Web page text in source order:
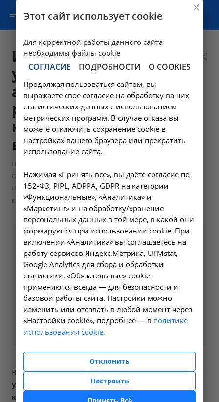
Исследование
уровня антигена
аденогенных
раков CA 125 в
крови - A09.05.202
в Ангарске
Цены в Ангарске
Онкомаркеры —
Исследование уровня антигена аденогенных раков CA 125 в
крови - A09.05.202 в Ангарске
Оформите заявку на сайте,
мы свяжемся с вами в
ближайшее время и ответим
на все интересующие
вопросы.
700 ₽
Заказать услугу
В наших клиниках мы проводимисследование
уровня антигена аденогенных раков ca 125 в
крови
, код услуги (НМУ)A09.05.202
Этот сайт использует cookie
Для корректной работы данного сайта
необходимы файлы cookie
СОГЛАСИЕ ПОДРОБНОСТИ О COOKIES
Продолжая пользоваться сайтом, вы
выражаете свое согласие на обработку ваших
статистических данных с использованием
метрических программ. В случае отказа вы
можете отключить сохранение cookie в
настройках вашего браузера или прекратить
использование сайта.
Нажимая «Принять все», вы даёте согласие по
152-ФЗ, PIPL, ADPPA, GDPR на категории
«Функциональные», «Аналитика» и
«Маркетинг» и на обработку/хранение
персональных данных в той мере, в какой они
формируются при использовании cookie. При
включении «Аналитика» вы соглашаетесь на
работу сервисов Яндекс.Метрика, UTMstat,
Google Analytics для сбора и обработки
статистики. «Обязательные» cookie
применяются всегда — для безопасности и
базовой работы сайта. Настройки можно
изменить или отозвать в любой момент через
«Настройки cookie», подробнее — в политике
использования cookie.
Отклонить
Настроить